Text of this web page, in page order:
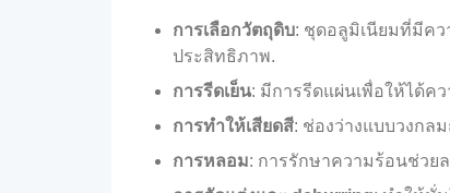
การเลือกวัตถุดิบ: ชุดอลูมิเนียมที่มีคว
ประสิทธิภาพ.
การรีดเย็น: มีการรีดแผ่นเพื่อให้ได้ค
การทำให้เสียดสี: ช่องว่างแบบวงกล
การหลอม: การรักษาความร้อนช่วย